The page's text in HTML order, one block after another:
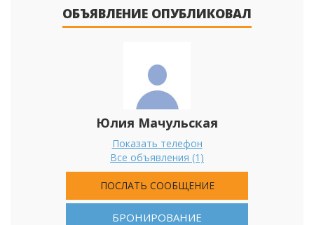
ОБЪЯВЛЕНИЕ ОПУБЛИКОВАЛ
Юлия Мачульская
Показать телефон
Все объявления (1)
ПОСЛАТЬ СООБЩЕНИЕ
БРОНИРОВАНИЕ